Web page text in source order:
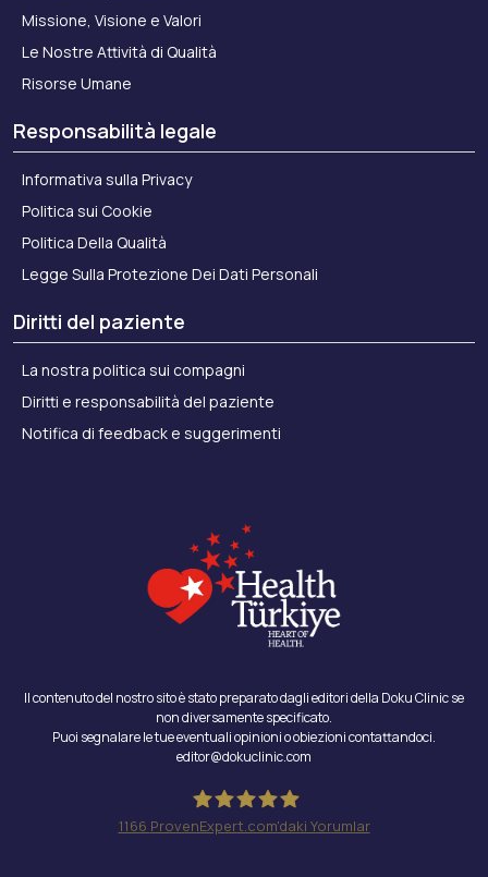
Missione, Visione e Valori
Le Nostre Attività di Qualità
Risorse Umane
Responsabilità legale
Informativa sulla Privacy
Politica sui Cookie
Politica Della Qualità
Legge Sulla Protezione Dei Dati Personali
Diritti del paziente
La nostra politica sui compagni
Diritti e responsabilità del paziente
Notifica di feedback e suggerimenti
Il contenuto del nostro sito è stato preparato dagli editori della Doku Clinic se
non diversamente specificato.
Puoi segnalare le tue eventuali opinioni o obiezioni contattandoci.
editor@dokuclinic.com
1166 ProvenExpert.com'daki Yorumlar